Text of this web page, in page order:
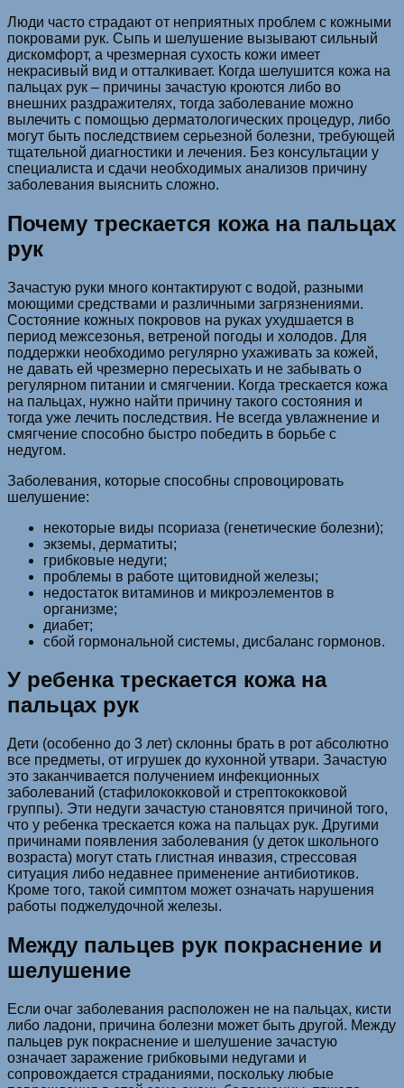
Люди часто страдают от неприятных проблем с кожными
покровами рук. Сыпь и шелушение вызывают сильный
дискомфорт, а чрезмерная сухость кожи имеет
некрасивый вид и отталкивает. Когда шелушится кожа на
пальцах рук – причины зачастую кроются либо во
внешних раздражителях, тогда заболевание можно
вылечить с помощью дерматологических процедур, либо
могут быть последствием серьезной болезни, требующей
тщательной диагностики и лечения. Без консультации у
специалиста и сдачи необходимых анализов причину
заболевания выяснить сложно.
Почему трескается кожа на пальцах
рук
Зачастую руки много контактируют с водой, разными
моющими средствами и различными загрязнениями.
Состояние кожных покровов на руках ухудшается в
период межсезонья, ветреной погоды и холодов. Для
поддержки необходимо регулярно ухаживать за кожей,
не давать ей чрезмерно пересыхать и не забывать о
регулярном питании и смягчении. Когда трескается кожа
на пальцах, нужно найти причину такого состояния и
тогда уже лечить последствия. Не всегда увлажнение и
смягчение способно быстро победить в борьбе с
недугом.
Заболевания, которые способны спровоцировать
шелушение:
некоторые виды псориаза (генетические болезни);
экземы, дерматиты;
грибковые недуги;
проблемы в работе щитовидной железы;
недостаток витаминов и микроэлементов в
организме;
диабет;
сбой гормональной системы, дисбаланс гормонов.
У ребенка трескается кожа на
пальцах рук
Дети (особенно до 3 лет) склонны брать в рот абсолютно
все предметы, от игрушек до кухонной утвари. Зачастую
это заканчивается получением инфекционных
заболеваний (стафилококковой и стрептококковой
группы). Эти недуги зачастую становятся причиной того,
что у ребенка трескается кожа на пальцах рук. Другими
причинами появления заболевания (у деток школьного
возраста) могут стать глистная инвазия, стрессовая
ситуация либо недавнее применение антибиотиков.
Кроме того, такой симптом может означать нарушения
работы поджелудочной железы.
Между пальцев рук покраснение и
шелушение
Если очаг заболевания расположен не на пальцах, кисти
либо ладони, причина болезни может быть другой. Между
пальцев рук покраснение и шелушение зачастую
означает заражение грибковыми недугами и
сопровождается страданиями, поскольку любые